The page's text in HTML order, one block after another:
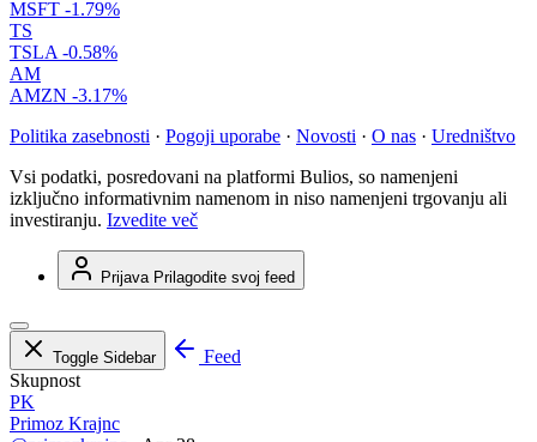
MSFT -1.79%
TS
TSLA -0.58%
AM
AMZN -3.17%
Politika zasebnosti · Pogoji uporabe · Novosti · O nas · Uredništvo
Vsi podatki, posredovani na platformi Bulios, so namenjeni
izključno informativnim namenom in niso namenjeni trgovanju ali
investiranju. Izvedite več
Prijava Prilagodite svoj feed
Toggle Sidebar
Feed
Skupnost
PK
Primoz Krajnc